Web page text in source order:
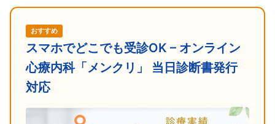
おすすめ
スマホでどこでも受診OK – オンライン
心療内科「メンクリ」 当日診断書発行
対応